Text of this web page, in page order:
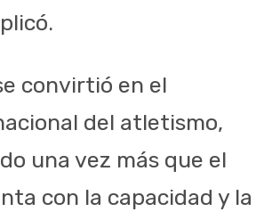
convirtió en el
del atletismo,
una vez más que el
con la capacidad y la